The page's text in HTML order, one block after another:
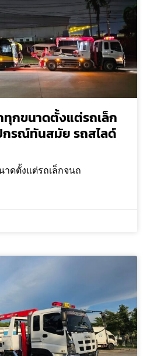
ทุกขนาดตั้งแต่รถเล็ก
รณ์ทันสมัย รถสไลด์
ดตั้งแต่รถเล็กจนถ